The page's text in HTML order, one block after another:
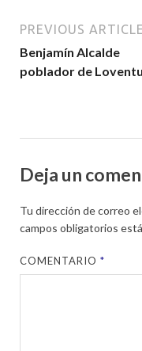
PREVIOUS ARTICLE
Benjamín Alcalde
poblador de
Deja un
Tu dirección de correo
campos obligatorios
COMENTARIO*